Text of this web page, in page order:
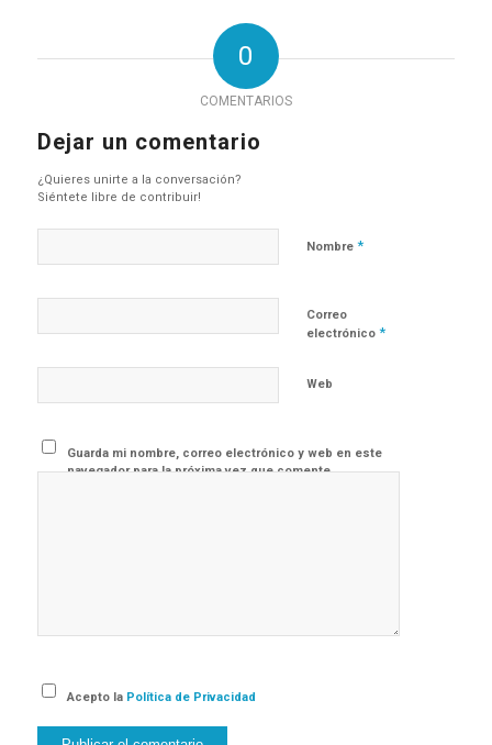
0
COMENTARIOS
Dejar un comentario
¿Quieres unirte a la conversación?
Siéntete libre de contribuir!
Nombre *
Correo
electrónico *
Web
Guarda mi nombre, correo electrónico y web en este
navegador para la próxima vez que comente.
Acepto la Política de Privacidad